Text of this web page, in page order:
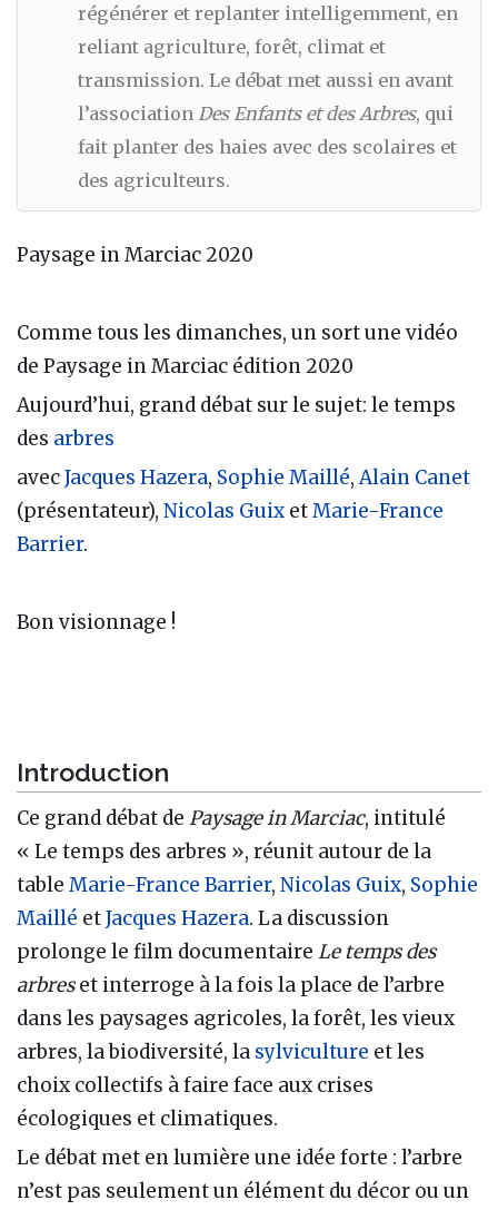
régénérer et replanter intelligemment, en
reliant agriculture, forêt, climat et
transmission. Le débat met aussi en avant
l’association Des Enfants et des Arbres, qui
fait planter des haies avec des scolaires et
des agriculteurs.
Paysage in Marciac 2020
Comme tous les dimanches, un sort une vidéo
de Paysage in Marciac édition 2020
Aujourd’hui, grand débat sur le sujet: le temps
des arbres
avecJacques Hazera, Sophie Maillé,Alain Canet
(présentateur), Nicolas Guix etMarie-France
Barrier.
Bon visionnage !
Introduction
Ce grand débat de Paysage in Marciac, intitulé
« Le temps des arbres », réunit autour de la
table Marie-France Barrier, Nicolas Guix, Sophie
Maillé etJacques Hazera. La discussion
prolonge le film documentaire Le temps des
arbreset interroge à la fois la place de l’arbre
dans les paysages agricoles, la forêt, les vieux
arbres, la biodiversité, la sylviculture et les
choix collectifs à faire face aux crises
écologiques et climatiques.
Le débat met en lumière une idée forte : l’arbre
n’est pas seulement un élément du décor ou un